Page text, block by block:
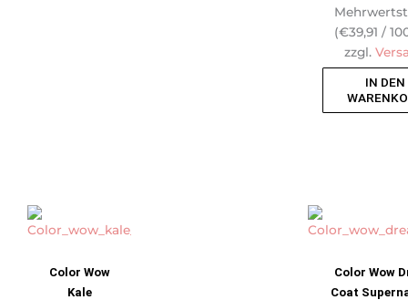
(€39,91 /
zzgl.
IN DEN
Color Wow
Kale
Color Wow
Coat